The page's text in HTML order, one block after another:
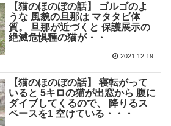
【猫のほのぼの話】 ゴルゴのよ
うな 風貌の旦那は マタタビ体
質。 旦那が近づくと 保護展示の
絶滅危惧種の猫が・・
2021.12.19
【猫のほのぼの話】 寝転がって
いると 5キロの猫が出窓から 腹に
ダイブしてくるので、 降りるス
ペースを1 空けている・・・